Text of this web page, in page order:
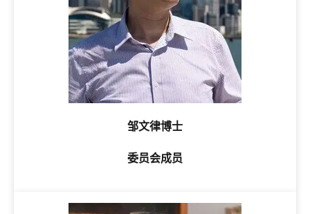
邹文律博士
委员会成员